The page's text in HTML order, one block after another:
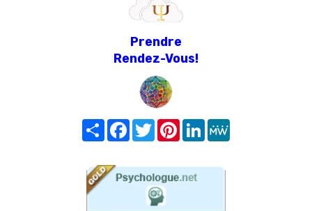
Prendre
Rendez-Vous!
Share FacebookTwitterPinterest
LinkedIn